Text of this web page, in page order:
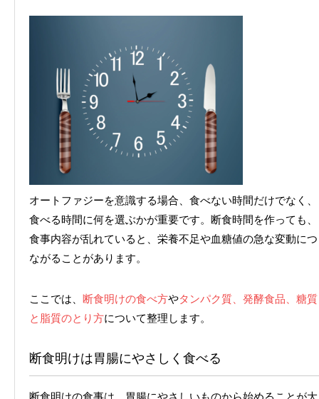
オートファジーを意識する場合、食べない時間だけでなく、
食べる時間に何を選ぶかが重要です。断食時間を作っても、
食事内容が乱れていると、栄養不足や血糖値の急な変動につ
ながることがあります。
ここでは、 断食明けの食べ方やタンパク質、発酵食品、糖質
と脂質のとり方について整理します。
断食明けは胃腸にやさしく食べる